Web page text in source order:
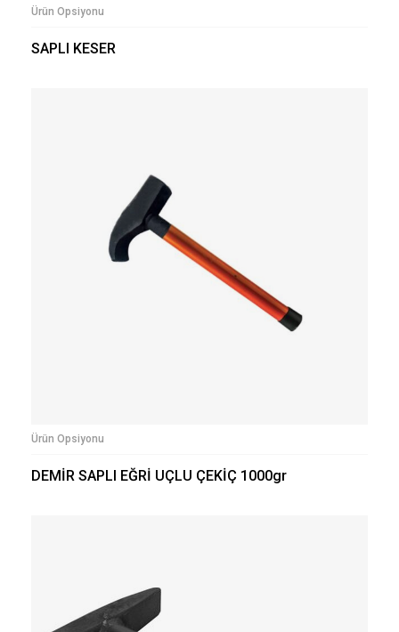
Ürün Opsiyonu
SAPLI KESER
Ürün Opsiyonu
DEMİR SAPLI EĞRİ UÇLU ÇEKİÇ 1000gr